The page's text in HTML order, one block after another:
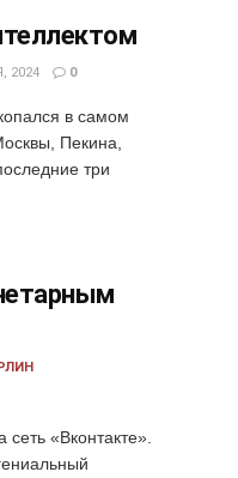
2024 0
в самом
Пекина,
три
«Вконтакте».